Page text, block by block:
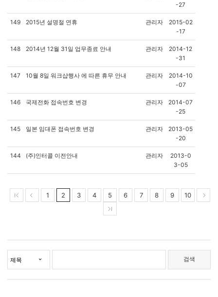
-27
149 2015년 설명절 연휴 관리자
2015-02
-17
148 2014년 12월 31일 업무종료 안내 관리자
2014-12
-31
147 10월 8일 워크샵행사 에 따른 휴무 안내 관리자
2014-10
-07
146 국제전화 접속번호 변경 관리자
2014-07
-25
145 일본 임대폰 접속번호 변경 관리자
2013-05
-20
144 (주)인터콜 이전안내 관리자
2013-0
3-05
1 2 3 4 5 6 7 8 9 10